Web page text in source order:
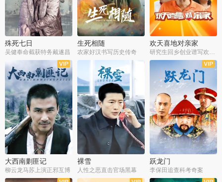
殊死七日
吴健奉命截获特务戴遂昌
生死相随
农家好汉书写历史传奇
欢天喜地对亲家
大西南剿匪记
柳云龙马苏上演正邪互博
全21集
裸雪
人性之恶直击官场黑幕
全30集
跃龙门
李保田追查科考奇案